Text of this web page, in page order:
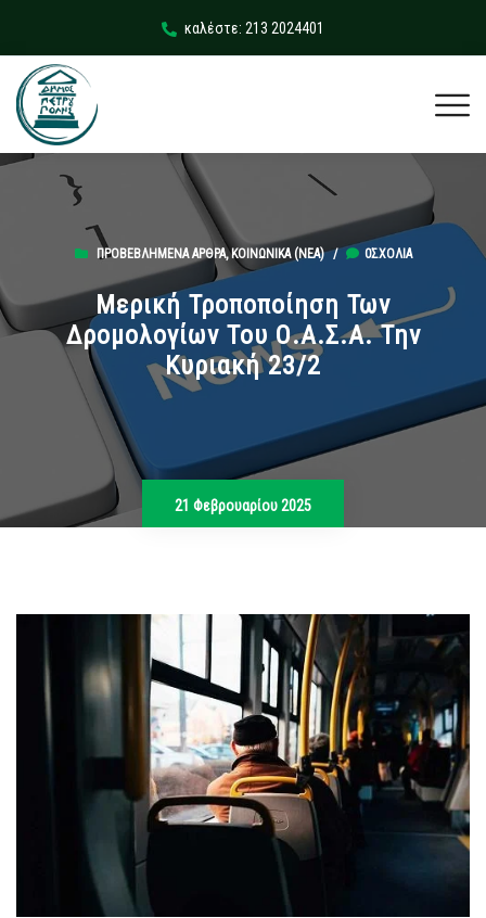
καλέστε: 213 2024401
ΠΡΟΒΕΒΛΗΜΈΝΑ ΆΡΘΡΑ,ΚΟΙΝΩΝΙΚΆ (ΝΕΑ)/ 0ΣΧΌΛΙΑ
Μερική Τροποποίηση Των
Δρομολογίων Του Ο.Α.Σ.Α. Την
Κυριακή 23/2
21 Φεβρουαρίου 2025